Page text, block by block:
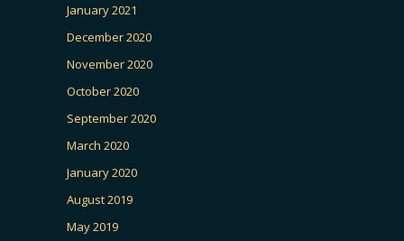
January 2021
December 2020
November 2020
October 2020
September 2020
March 2020
January 2020
August 2019
May 2019